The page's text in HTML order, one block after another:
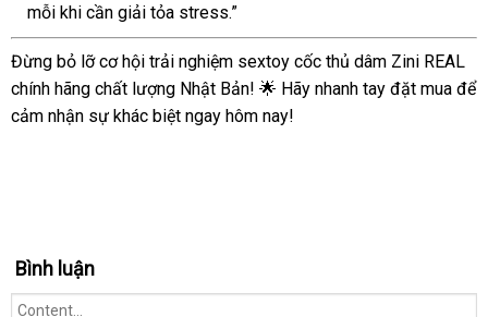
mỗi khi cần giải tỏa stress.”
Đừng bỏ lỡ cơ hội trải nghiệm sextoy cốc thủ dâm Zini REAL
chính hãng chất lượng Nhật Bản! 🌟 Hãy nhanh tay đặt mua để
cảm nhận sự khác biệt ngay hôm nay!
Bình luận